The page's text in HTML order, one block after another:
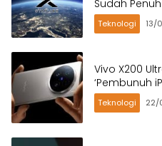
Sudah Penuh
Teknologi 13/
Vivo X200
‘Pembunuh
Teknologi 22/